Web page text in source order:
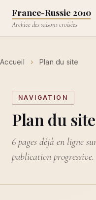
France-Russie 2010
Archive des saisons croisées
Accueil › Plan du site
NAVIGATION
Plan du site
6 pages déjà en ligne
publication progressive.